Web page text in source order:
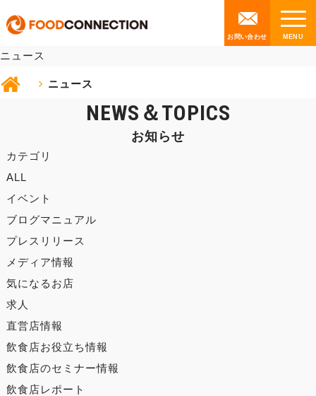
お問い合わせ
NEWS
ニュース
ニュース
NEWS＆TOPICS
お知らせ
カテゴリ
ALL
イベント
ブログマニュアル
プレスリリース
メディア情報
気になるお店
求人
直営店情報
飲食店お役立ち情報
飲食店のセミナー情報
飲食店レポート